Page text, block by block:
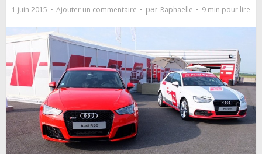
1 juin 2015 Ajouter un commentaire par Raphaelle 9 min pour lire